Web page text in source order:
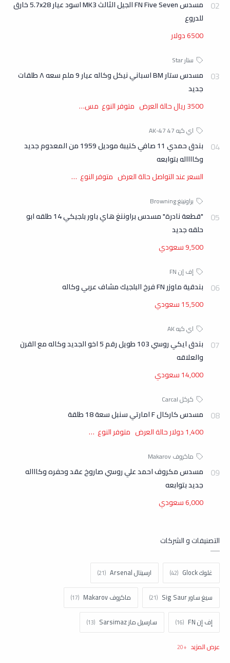
مسدس FN Five Seven الجيل الثالث MK3 اسود عيار 5.7x28 خارق
للدروع
6500 دولار
مسدس ستار BM اسباني نيكل وكاله عيار 9 ملم سعه ٨ طلقات
جديد
3500 ريال حالة العرض متوفر النوع مس…
بندق حمدي 11 صافي كتيبة موديل 1959 من المعدوم جديد
وكااااله بتوابعه
السعر عند التواصل حالة العرض متوفر النوع …
"قطعة نادرة" مسدس براوننغ هاي باور بلجيكي 14 طلقه ابو
حلقه جديد
9,500 سعودي
بندقية ماوزر FN فرخ البلجيك مشاف عربي وكاله
15,500 سعودي
بندق ايكي روسي 103 طويل رقم 5 اخو الجديد وكاله مع القرن
والعلاقه
14,000 سعودي
مسدس كاركال F امارتي سنبل سعة 18 طلقة
1,400 دولار حالة العرض متوفر النوع …
مسدس مكروف احمد علي روسي صاروخ عقد وحفره وكاااله
جديد بتوابعه
6,000 سعودي
التصنيفات و الشركات
غلوك Glock ارسينال Arsenal
سيغ ساور Sig Saur ماكروف Makarov
إف إن FN سارسيل ماز Sarsimaz
كولت Colt